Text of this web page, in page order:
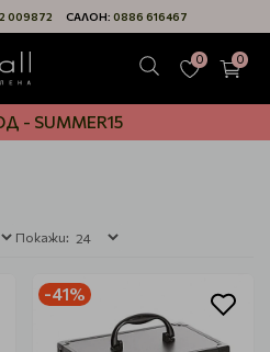
009872 САЛОН: 0886 616467
0 0
- SUMMER15
Покажи:
-41%